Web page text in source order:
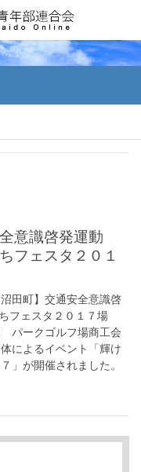
フェスタ２０１
田町】交通安全意識啓
ェスタ２０１７場
パークゴルフ場商工会
によるイベント「輝け
」が開催されました。